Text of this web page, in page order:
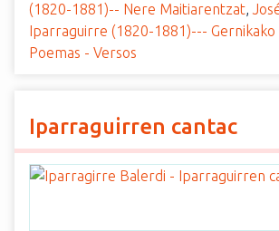
(1820-1881)-- Nere Maitiarentzat,
Iparraguirre (1820-1881)--- Gernikako
Poemas - Versos
Iparraguirren cantac